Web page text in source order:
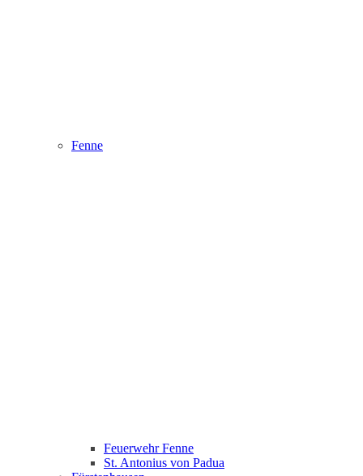
Fenne
Feuerwehr Fenne
St. Antonius von Padua